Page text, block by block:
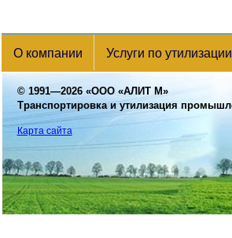
О компании Услуги по утилизации
© 1991—2026 «ООО «АЛИТ М»
Транспортировка и утилизация
Карта сайта